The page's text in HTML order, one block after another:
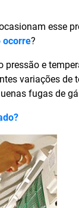
esse
ocorre?
e
variações de
fugas de